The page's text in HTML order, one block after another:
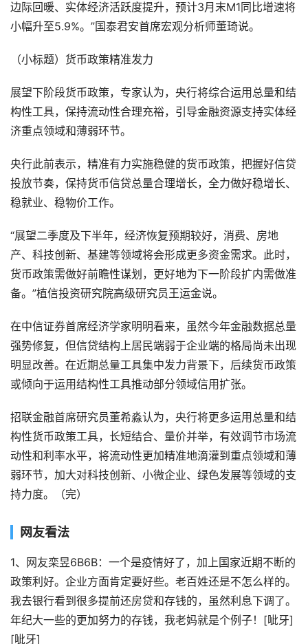
边际回暖、实体经济活跃度提升，预计3月末M1同比增速将
小幅升至5.9%。”国泰君安首席宏观分析师董琦说。
（小标题）货币政策精准发力
展望下阶段货币政策，专家认为，央行将综合运用总量和结
构性工具，保持流动性合理充裕，引导金融资源支持实体经
济重点领域和薄弱环节。
央行此前表示，精准有力实施稳健的货币政策，把握好信贷
投放节奏，保持货币信贷总量合理增长，全力做好稳增长、
稳就业、稳物价工作。
“展望二季度及下半年，经济恢复预期较好，消费、房地
产、科技创新、基建等领域将会形成更多资金需求。此时，
货币政策需做好前瞻性谋划，更好地为下一阶段扩内需做准
备。”植信投资研究院高级研究员王运金说。
在中信证券首席经济学家明明看来，虽然今年金融数据总量
强势修复，但信贷结构上居民端弱于企业端的格局尚未出现
明显改善。在近期总量工具集中发力背景下，后续货币政策
或倾向于运用结构性工具推动部分领域信用扩张。
招联金融首席研究员董希淼认为，央行将更多运用总量和结
构性货币政策工具，长短结合、量价并举，有效调节市场流
动性和利率水平，将流动性更加精准地滴灌到重点领域和薄
弱环节，加大对科技创新、小微企业、绿色发展等领域的支
持力度。（完）
网友看法
1、网友栾昱6B6B：一个是疫情好了，加上国家近期不断的
政策利好。企业方面肯定要好些。老百姓还是不怎么样的。
我去银行看到很多提前还房贷和存钱的，虽然利息下调了。
年纪大一些的更加努力的存钱，我老妈就是个例子！[呲牙]
[呲牙]